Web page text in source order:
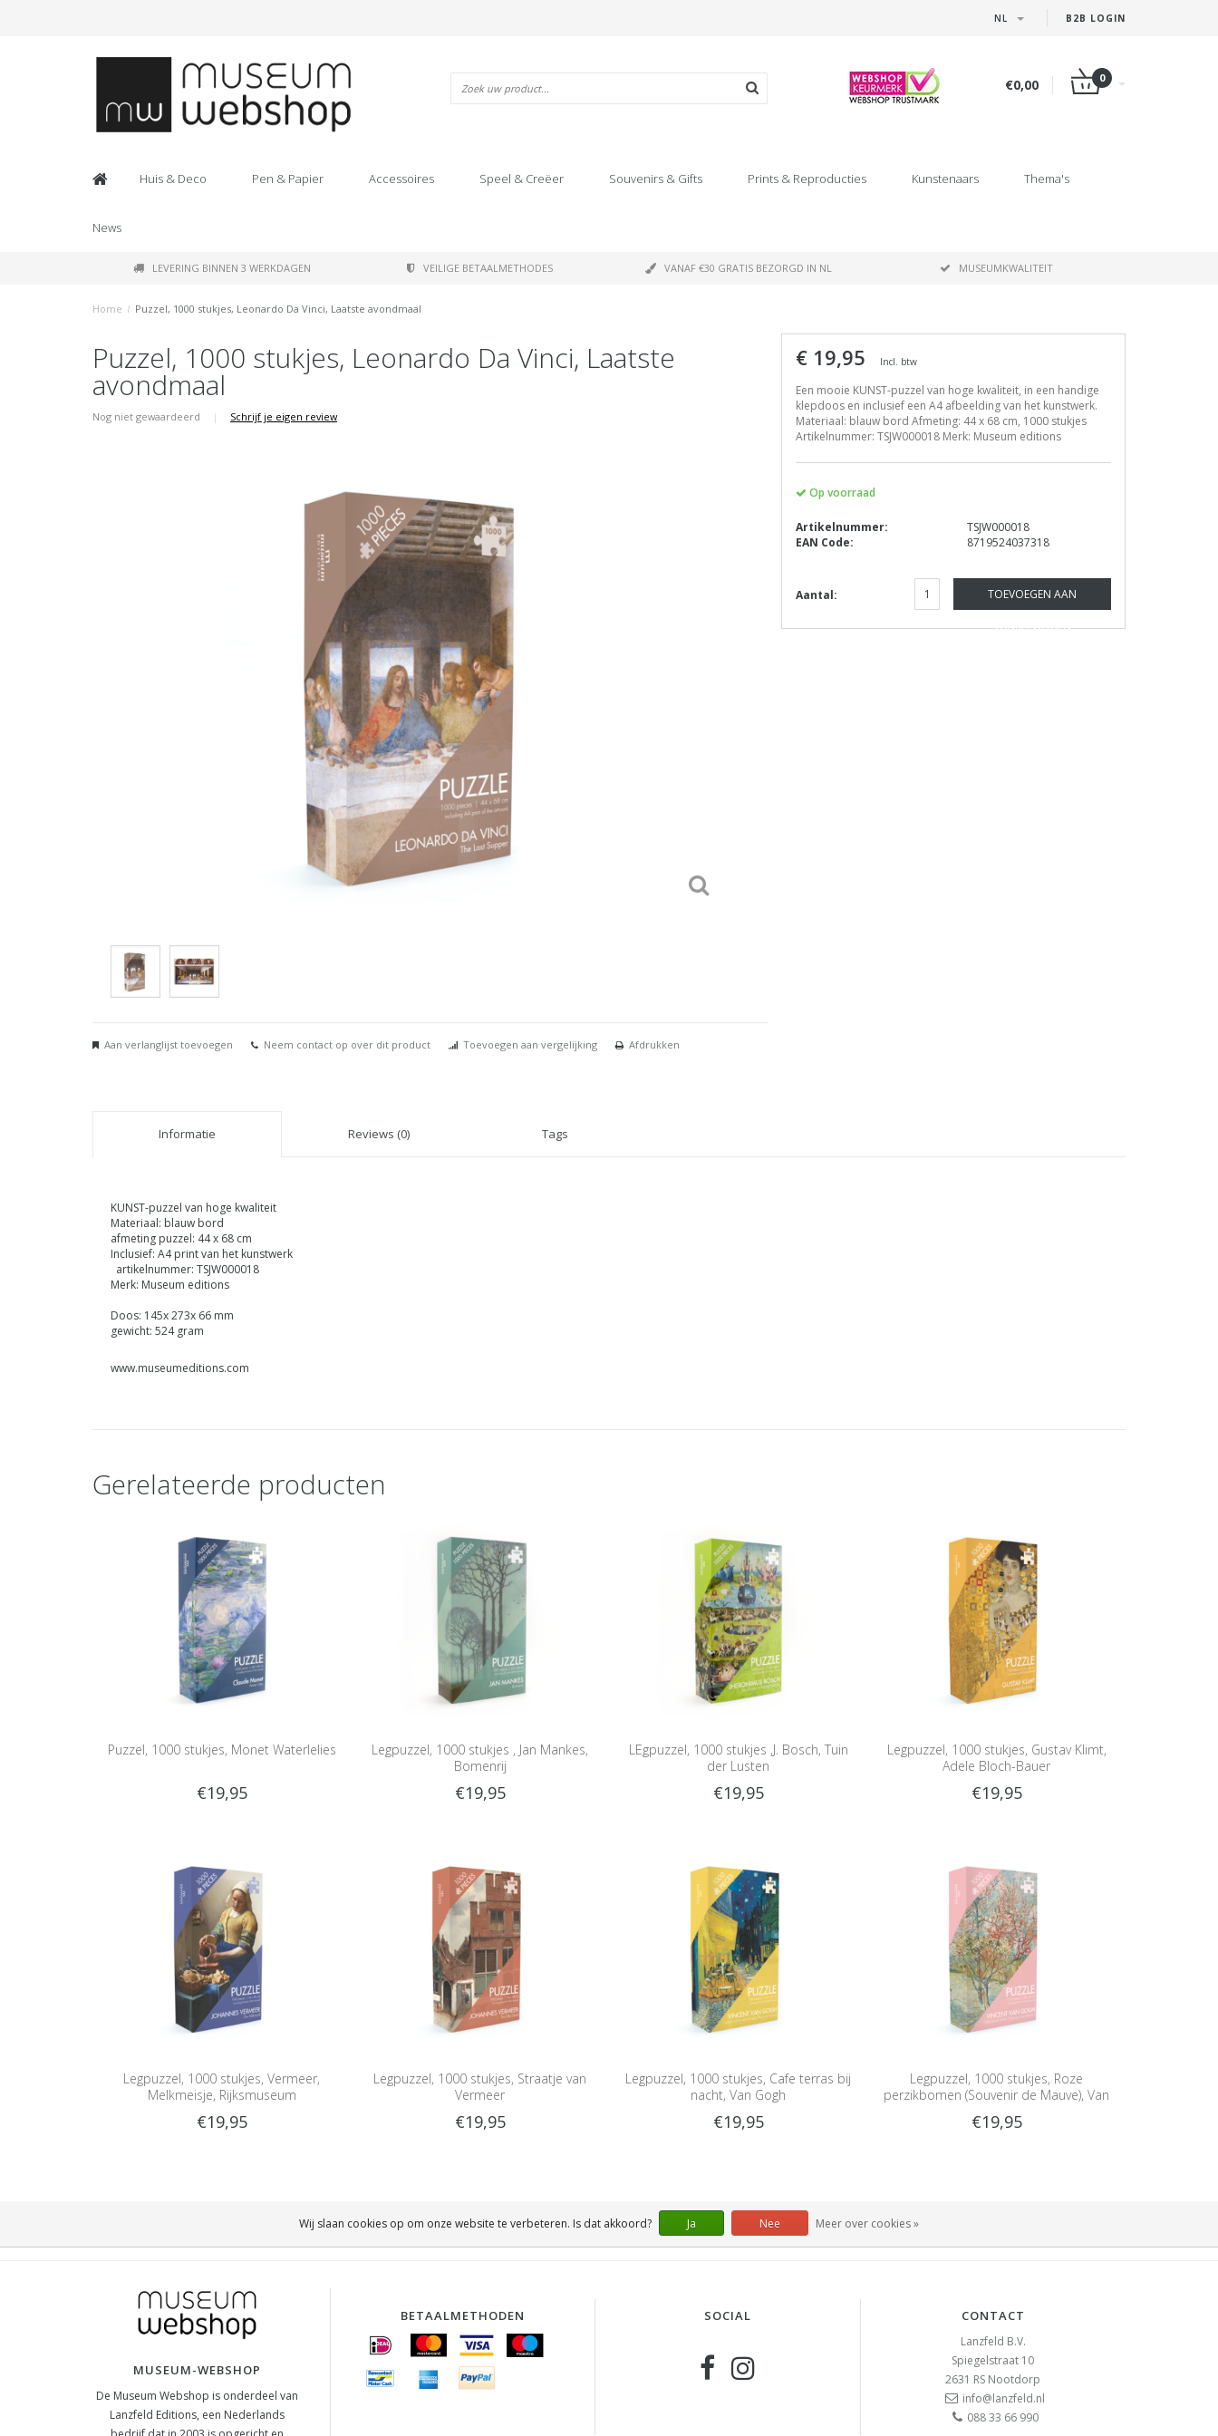
B2B LOGIN
NL
€0,00 0
Huis & Deco Pen & Papier Accessoires Speel & Creëer Souvenirs & Gifts Prints & Reproducties Kunstenaars Thema's
News
LEVERING BINNEN 3 WERKDAGEN VEILIGE BETAALMETHODES VANAF €30 GRATIS BEZORGD IN NL MUSEUMKWALITEIT
Home / Puzzel, 1000 stukjes, Leonardo Da Vinci, Laatste avondmaal
Puzzel, 1000 stukjes, Leonardo Da Vinci, Laatste
avondmaal
Nog niet gewaardeerd | Schrijf je eigen review
Aan verlanglijst toevoegen Neem contact op over dit product Toevoegen aan vergelijking Afdrukken
€ 19,95 Incl. btw
Een mooie KUNST-puzzel van hoge kwaliteit, in een handige
klepdoos en inclusief een A4 afbeelding van het kunstwerk.
Materiaal: blauw bord Afmeting: 44 x 68 cm, 1000 stukjes
Artikelnummer: TSJW000018 Merk: Museum editions
Op voorraad
Artikelnummer:
TSJW000018
EAN Code:
8719524037318
Aantal: TOEVOEGEN AAN
WINKELWAGEN
Informatie Reviews (0) Tags
KUNST-puzzel van hoge kwaliteit
Materiaal: blauw bord
afmeting puzzel: 44 x 68 cm
Inclusief: A4 print van het kunstwerk
artikelnummer: TSJW000018
Merk: Museum editions
Doos: 145x 273x 66 mm
gewicht: 524 gram
www.museumeditions.com
Gerelateerde producten
Puzzel, 1000 stukjes, Monet Waterlelies
€19,95
Legpuzzel, 1000 stukjes , Jan Mankes,
Bomenrij
€19,95
LEgpuzzel, 1000 stukjes ,J. Bosch, Tuin
der Lusten
€19,95
Legpuzzel, 1000 stukjes, Gustav Klimt,
Adele Bloch-Bauer
€19,95
Legpuzzel, 1000 stukjes, Vermeer,
Melkmeisje, Rijksmuseum
€19,95
Legpuzzel, 1000 stukjes, Straatje van
Vermeer
€19,95
Legpuzzel, 1000 stukjes, Cafe terras bij
nacht, Van Gogh
€19,95
Legpuzzel, 1000 stukjes, Roze
perzikbomen (Souvenir de Mauve), Van
€19,95
MUSEUM-WEBSHOP
De Museum Webshop is onderdeel van
Lanzfeld Editions, een Nederlands
BETAALMETHODEN SOCIAL CONTACT
Lanzfeld B.V.
Spiegelstraat 10
2631 RS Nootdorp
info@lanzfeld.nl
088 33 66 990
Wij slaan cookies op om onze website te verbeteren. Is dat akkoord? Ja Nee Meer over cookies »